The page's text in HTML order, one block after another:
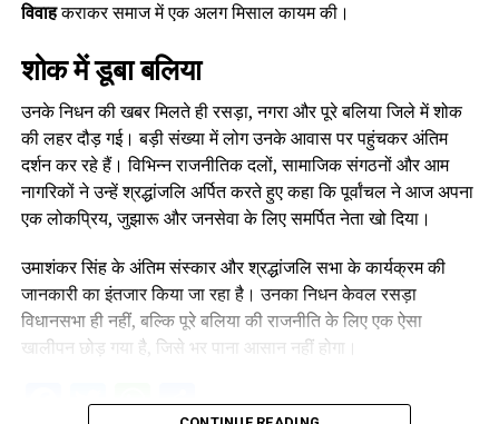
विवाहकराकर समाज में एक अलग मिसाल कायम की।
शोक में डूबा बलिया
उनके निधन की खबर मिलते ही रसड़ा, नगरा और पूरे बलिया जिले में शोक
की लहर दौड़ गई। बड़ी संख्या में लोग उनके आवास पर पहुंचकर अंतिम
दर्शन कर रहे हैं। विभिन्न राजनीतिक दलों, सामाजिक संगठनों और आम
नागरिकों ने उन्हें श्रद्धांजलि अर्पित करते हुए कहा कि पूर्वांचल ने आज अपना
एक लोकप्रिय, जुझारू और जनसेवा के लिए समर्पित नेता खो दिया।
उमाशंकर सिंह के अंतिम संस्कार और श्रद्धांजलि सभा के कार्यक्रम की
जानकारी का इंतजार किया जा रहा है। उनका निधन केवल रसड़ा
विधानसभा ही नहीं, बल्कि पूरे बलिया की राजनीति के लिए एक ऐसा
खालीपन छोड़ गया है, जिसे भर पाना आसान नहीं होगा।
Facebook
Twitter
WhatsApp
Share